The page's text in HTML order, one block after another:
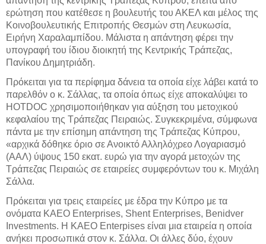
ερώτηση που κατέθεσε η βουλευτής του ΑΚΕΛ και μέλος της
Κοινοβουλευτικής Επιτροπής Θεσμών στη Λευκωσία,
Ειρήνη Χαραλαμπίδου. Μάλιστα η απάντηση φέρει την
υπογραφή του ίδιου διοικητή της Κεντρικής Τράπεζας,
Πανίκου Δημητριάδη.
Πρόκειται για τα περίφημα δάνεια τα οποία είχε λάβει κατά το
παρελθόν ο κ. Σάλλας, τα οποία όπως είχε αποκαλύψει το
HOTDOC χρησιμοποιήθηκαν για αύξηση του μετοχικού
κεφαλαίου της Τράπεζας Πειραιώς. Συγκεκριμένα, σύμφωνα
πάντα με την επίσημη απάντηση της Τράπεζας Κύπρου,
«αρχικά δόθηκε όριο σε Ανοικτό Αλληλόχρεο Λογαριασμό
(ΑΑΛ) ύψους 150 εκατ. ευρώ για την αγορά μετοχών της
Τράπεζας Πειραιώς σε εταιρείες συμφερόντων του κ. Μιχάλη
Σάλλα.
Πρόκειται για τρεις εταιρείες με έδρα την Κύπρο με τα
ονόματα KAEO Enterprises, Shent Enterprises, Benidver
Investments. Η KAEO Enterpises είναι μια εταιρεία η οποία
ανήκει προσωπικά στον κ. Σάλλα. Οι άλλες δύο, έχουν